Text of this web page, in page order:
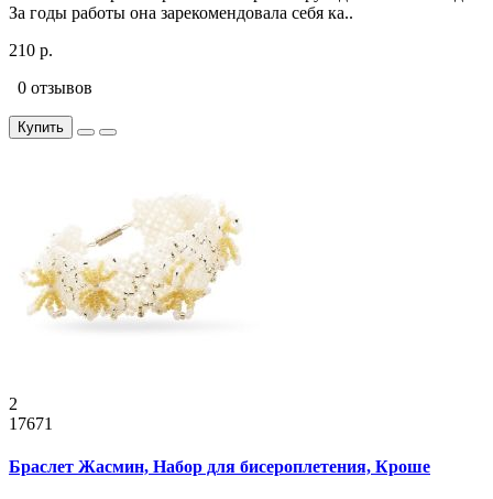
За годы работы она зарекомендовала себя ка..
210 р.
0 отзывов
Купить
2
17671
Браслет Жасмин, Набор для бисероплетения, Кроше